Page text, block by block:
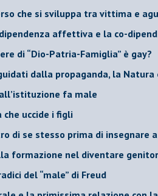
che si sviluppa tra vittima e
affettiva e la co-
di “Dio-Patria-Famiglia” è gay?
dalla propaganda, la
fa male
che uccide i figli
di se stesso prima di insegnare
formazione nel diventare
del “male” di Freud